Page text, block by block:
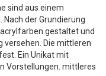
sind aus einem
der Grundierung
gestaltet und
versehen. Die mittleren
Ein Unikat mit
Vorstellungen. mittleres